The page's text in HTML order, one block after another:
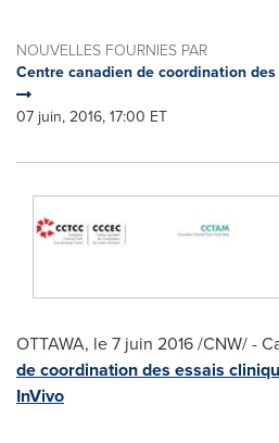
NOUVELLES FOURNIES PAR
Centre canadien de coordination
07 juin, 2016, 17:00 ET
OTTAWA, le 7 juin 2016 /CNW/ -
de coordination des essais
InVivo